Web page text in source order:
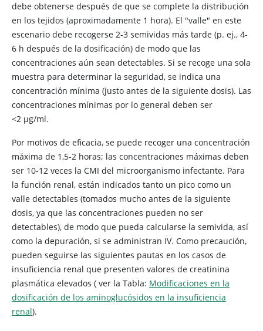
debe obtenerse después de que se complete la distribución
en los tejidos (aproximadamente 1 hora). El "valle" en este
escenario debe recogerse 2-3 semividas más tarde (p. ej., 4-
6 h después de la dosificación) de modo que las
concentraciones aún sean detectables. Si se recoge una sola
muestra para determinar la seguridad, se indica una
concentración mínima (justo antes de la siguiente dosis). Las
concentraciones mínimas por lo general deben ser
<2 μg/ml.
Por motivos de eficacia, se puede recoger una concentración
máxima de 1,5-2 horas; las concentraciones máximas deben
ser 10-12 veces la CMI del microorganismo infectante. Para
la función renal, están indicados tanto un pico como un
valle detectables (tomados mucho antes de la siguiente
dosis, ya que las concentraciones pueden no ser
detectables), de modo que pueda calcularse la semivida, así
como la depuración, si se administran IV. Como precaución,
pueden seguirse las siguientes pautas en los casos de
insuficiencia renal que presenten valores de creatinina
plasmática elevados ( ver la Tabla: Modificaciones en la
dosificación de los aminoglucósidos en la insuficiencia
renal).